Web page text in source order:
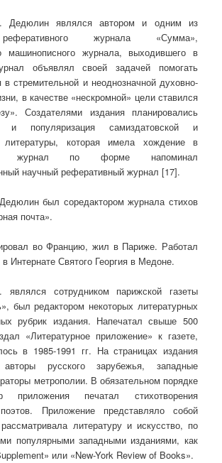
Дедюлин являлся автором и одним из
журнала «Сумма»,
машинописного журнала, выходившего в
объявлял своей задачей помогать
в стремительной и неоднозначной духовно-
в качестве «нескромной» цели ставился
Создателями издания планировались
и популяризация самиздатовской и
литературы, которая имела хождение в
по форме напоминал
научный реферативный журнал [17].
был соредактором журнала стихов
почта».
во Францию, жил в Париже. Работал
Интернате Святого Георгия в Медоне.
являлся сотрудником парижской газеты
был редактором некоторых литературных
рубрик издания. Напечатал свыше 500
«Литературное приложение» к газете,
в 1985-1991 гг. На страницах издания
авторы русского зарубежья, западные
метрополии. В обязательном порядке
печатал стихотворения
Приложение представляло собой
рассматривала литературу и искусство, по
популярными западными изданиями, как
или «New-York Review of Books».